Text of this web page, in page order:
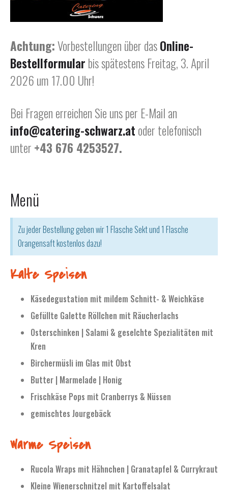
Achtung:Vorbestellungen über dasOnline-
Bestellformular bis spätestens Freitag, 3. April
2026 um 17.00 Uhr!
Bei Fragen erreichen Sie uns per E-Mail an
info@catering-schwarz.at oder telefonisch
unter +43 676 4253527.
Menü
Zu jeder Bestellung geben wir 1 Flasche Sekt und 1 Flasche
Orangensaft kostenlos dazu!
Kalte Speisen
Käsedegustation mit mildem Schnitt- & Weichkäse
Gefüllte Galette Röllchen mit Räucherlachs
Osterschinken | Salami & geselchte Spezialitäten mit
Kren
Birchermüsli im Glas mit Obst
Butter | Marmelade | Honig
Frischkäse Pops mit Cranberrys & Nüssen
gemischtes Jourgebäck
Warme Speisen
Rucola Wraps mit Hähnchen | Granatapfel & Currykraut
Kleine Wienerschnitzel mit Kartoffelsalat